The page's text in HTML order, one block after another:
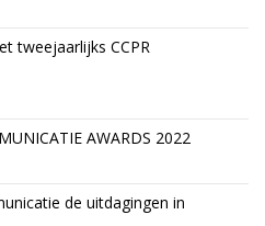
tweejaarlijks CCPR
AWARDS 2022
de uitdagingen in